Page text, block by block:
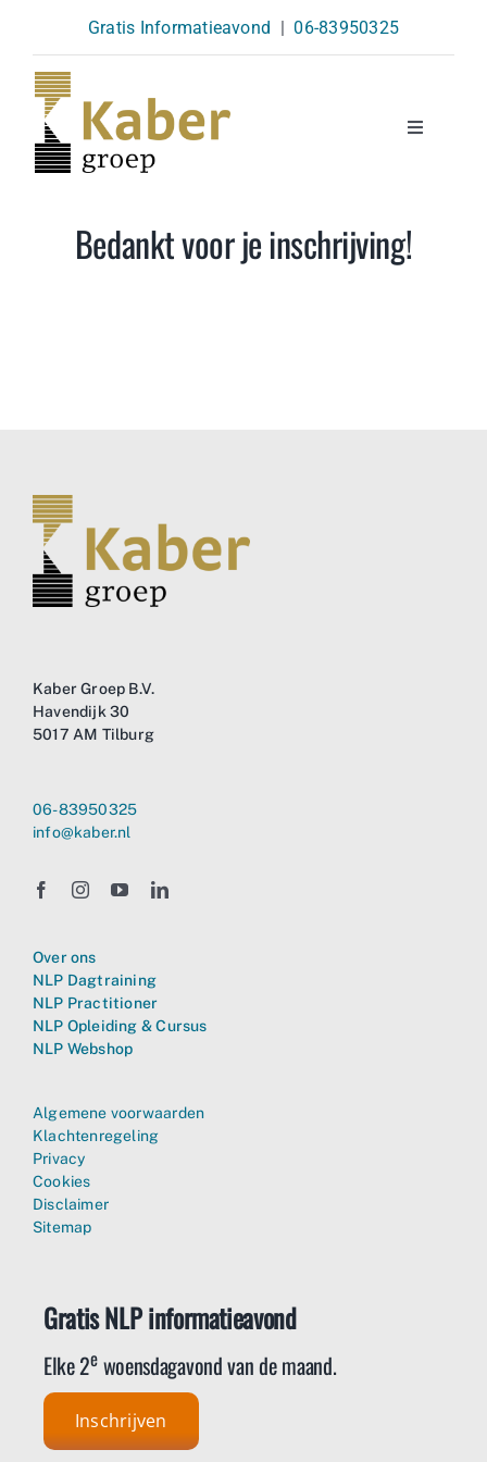
content
Gratis Informatieavond | 06-83950325
Toggle
Bedankt voor je inschrijving!
Kaber Groep B.V.
Havendijk 30
5017 AM Tilburg
06-83950325
info@kaber.nl
Over ons
NLP Dagtraining
NLP Practitioner
NLP Opleiding & Cursus
NLP Webshop
Algemene voorwaarden
Klachtenregeling
Privacy
Cookies
Disclaimer
Sitemap
Gratis NLP informatieavond
Elke 2ewoensdagavond van de maand.
Inschrijven